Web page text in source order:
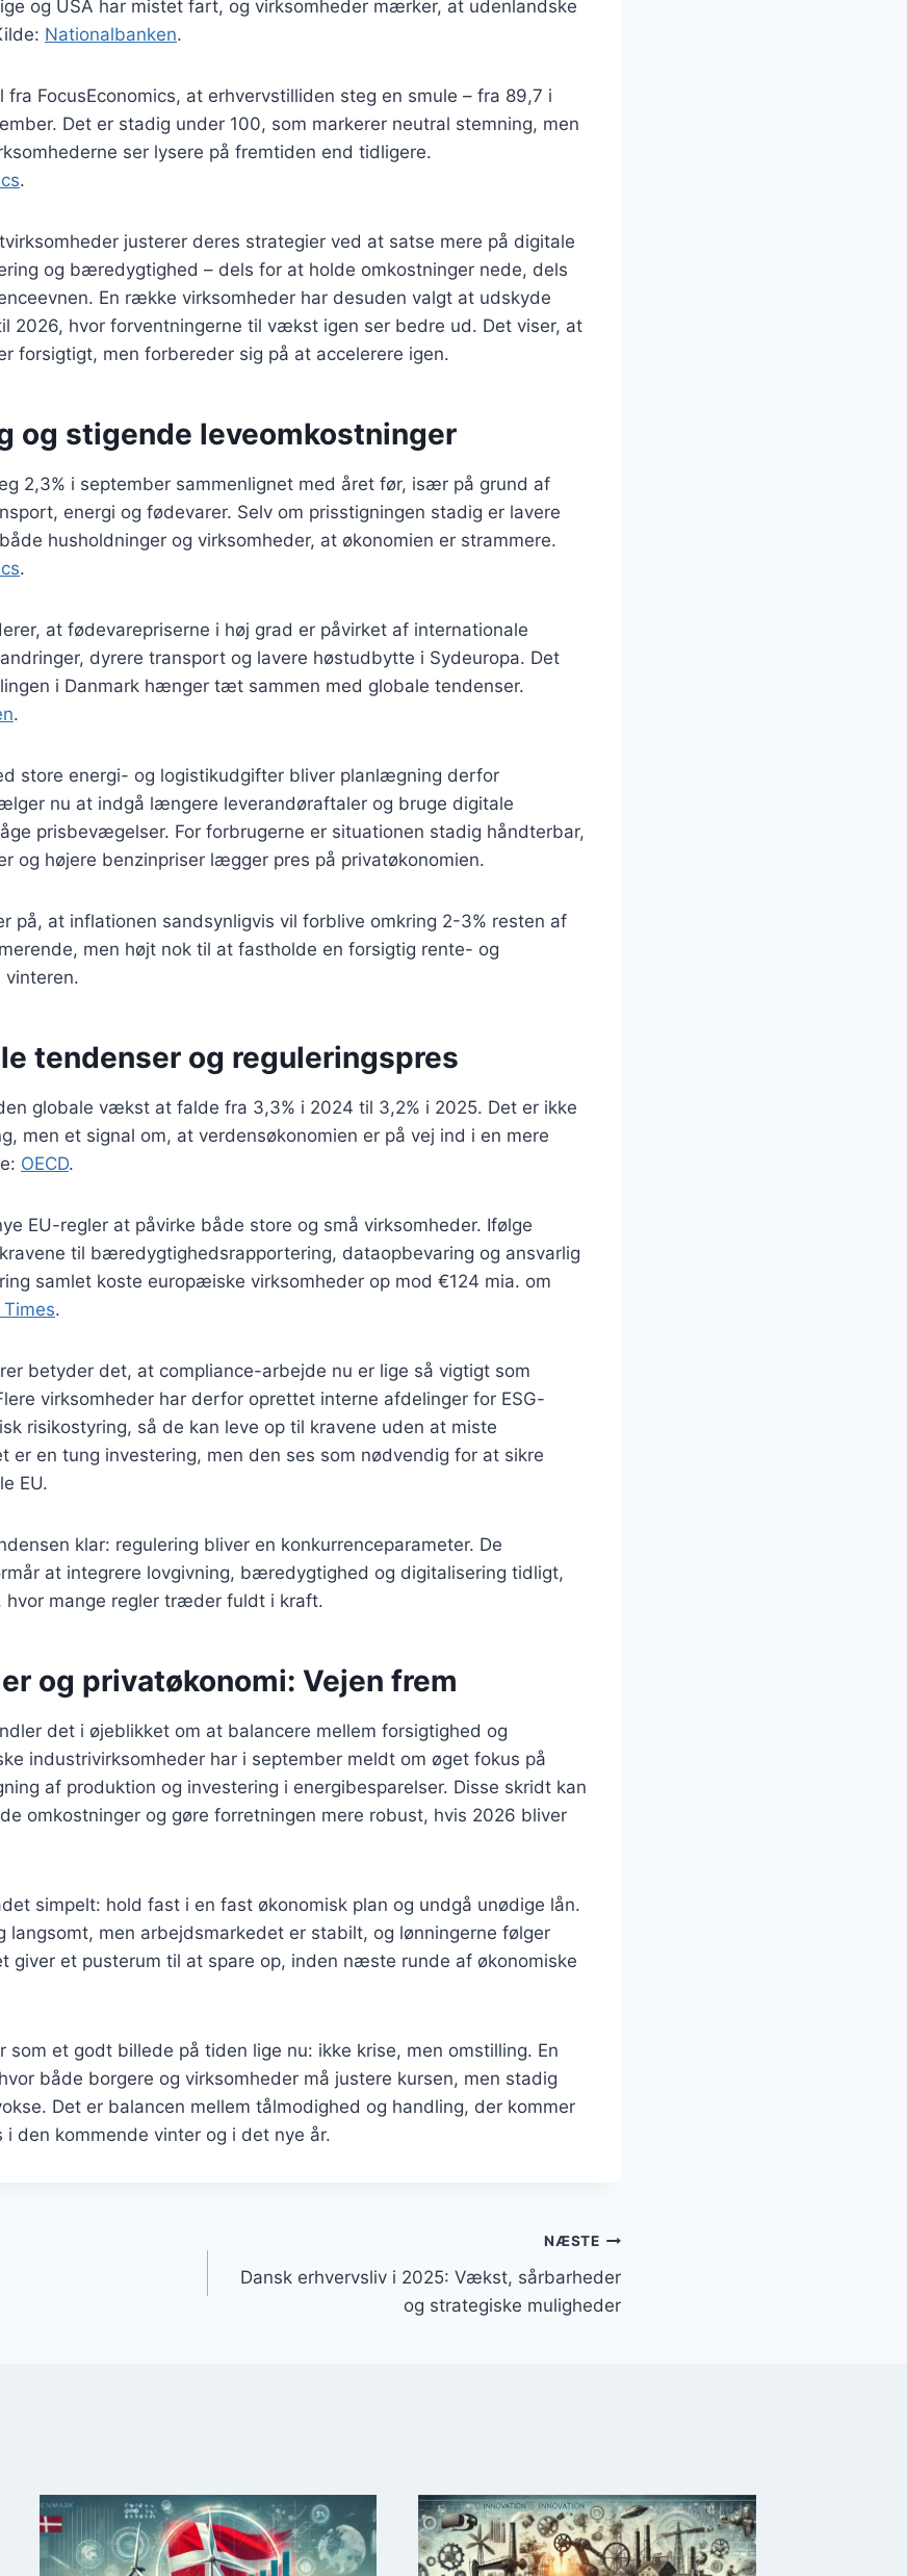
og USA har mistet fart, og virksomheder mærker, at udenlandske
Nationalbanken.
fra FocusEconomics, at erhvervstilliden steg en smule – fra 89,7 i
Det er stadig under 100, som markerer neutral stemning, men
ser lysere på fremtiden end tidligere.
.
justerer deres strategier ved at satse mere på digitale
og bæredygtighed – dels for at holde omkostninger nede, dels
En række virksomheder har desuden valgt at udskyde
2026, hvor forventningerne til vækst igen ser bedre ud. Det viser, at
forsigtigt, men forbereder sig på at accelerere igen.
og stigende leveomkostninger
2,3% i september sammenlignet med året før, især på grund af
energi og fødevarer. Selv om prisstigningen stadig er lavere
husholdninger og virksomheder, at økonomien er strammere.
.
at fødevarepriserne i høj grad er påvirket af internationale
dyrere transport og lavere høstudbytte i Sydeuropa. Det
i Danmark hænger tæt sammen med globale tendenser.
.
store energi- og logistikudgifter bliver planlægning derfor
nu at indgå længere leverandøraftaler og bruge digitale
prisbevægelser. For forbrugerne er situationen stadig håndterbar,
og højere benzinpriser lægger pres på privatøkonomien.
på, at inflationen sandsynligvis vil forblive omkring 2-3% resten af
men højt nok til at fastholde en forsigtig rente- og
vinteren.
tendenser og reguleringspres
globale vækst at falde fra 3,3% i 2024 til 3,2% i 2025. Det er ikke
men et signal om, at verdensøkonomien er på vej ind i en mere
OECD.
EU-regler at påvirke både store og små virksomheder. Ifølge
til bæredygtighedsrapportering, dataopbevaring og ansvarlig
samlet koste europæiske virksomheder op mod €124 mia. om
.
betyder det, at compliance-arbejde nu er lige så vigtigt som
virksomheder har derfor oprettet interne afdelinger for ESG-
risikostyring, så de kan leve op til kravene uden at miste
er en tung investering, men den ses som nødvendig for at sikre
EU.
klar: regulering bliver en konkurrenceparameter. De
at integrere lovgivning, bæredygtighed og digitalisering tidligt,
mange regler træder fuldt i kraft.
og privatøkonomi: Vejen frem
det i øjeblikket om at balancere mellem forsigtighed og
industrivirksomheder har i september meldt om øget fokus på
af produktion og investering i energibesparelser. Disse skridt kan
omkostninger og gøre forretningen mere robust, hvis 2026 bliver
simpelt: hold fast i en fast økonomisk plan og undgå unødige lån.
langsomt, men arbejdsmarkedet er stabilt, og lønningerne følger
giver et pusterum til at spare op, inden næste runde af økonomiske
som et godt billede på tiden lige nu: ikke krise, men omstilling. En
både borgere og virksomheder må justere kursen, men stadig
Det er balancen mellem tålmodighed og handling, der kommer
den kommende vinter og i det nye år.
NÆSTE
Dansk erhvervsliv i 2025: Vækst, sårbarheder
og strategiske muligheder